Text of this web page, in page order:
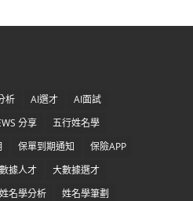
析 AI選才
AI面試
分享
五行姓名學
保單到期通知
保險APP
據人才
大數據選才
姓名學分析
姓名學筆劃